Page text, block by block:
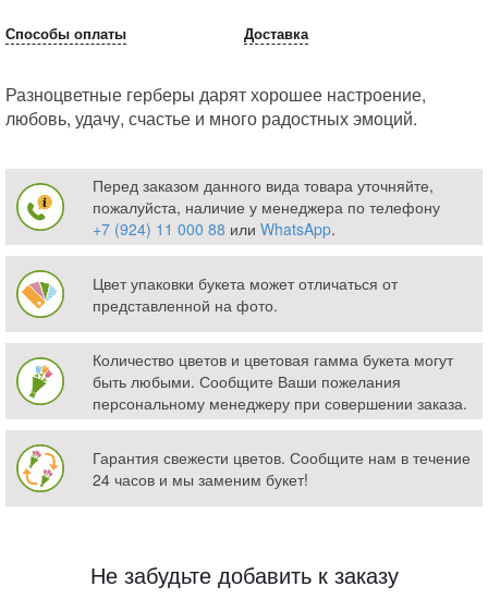
Способы оплаты Доставка
Разноцветные герберы дарят хорошее настроение,
любовь, удачу, счастье и много радостных эмоций.
Перед заказом данного вида товара уточняйте,
пожалуйста, наличие у менеджера по телефону
+7 (924) 11 000 88 или WhatsApp.
Цвет упаковки букета может отличаться от
представленной на фото.
Количество цветов и цветовая гамма букета могут
быть любыми. Сообщите Ваши пожелания
персональному менеджеру при совершении заказа.
Гарантия свежести цветов. Сообщите нам в течение
24 часов и мы заменим букет!
Не забудьте добавить к заказу